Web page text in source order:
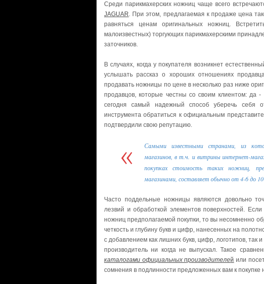
Среди парикмахерских ножниц чаще всего
JAGUAR. При этом, предлагаемая к продаже цена
равняться ценам оригинальных ножниц.
малоизвестных) торгующих парикмахерскими
заточников.
В случаях, когда у покупателя возникнет
услышать рассказ о хороших отношениях
продавать ножницы по цене в несколько раз ниже
продавцов, которые честны со своим клиентом: да
сегодня самый надежный способ уберечь себя
инструмента обратиться к официальным
подтвердили свою репутацию.
Самыми известными странами, из
магазинов, в т.ч. и витрины интернет-
покупках стоимость таких ножниц,
магазинами, составляет обычно от 4-6 до
Часто поддельные ножницы являются довольно
лезвий и обработкой элементов поверхностей.
ножниц предполагаемой покупки, то вы несомненно
четкость и глубину букв и цифр, нанесенных на
с добавлением как лишних букв, цифр, логотипов,
производитель ни когда не выпускал. Такое
каталогами официальных производителей или
сомнения в подлинности предложенных вам к покупке